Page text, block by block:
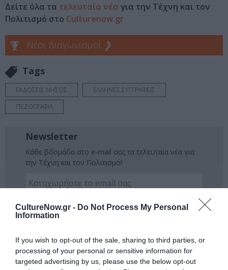
CultureNow.gr - Do Not Process My Personal
Information
If you wish to opt-out of the sale, sharing to third parties, or
processing of your personal or sensitive information for
targeted advertising by us, please use the below opt-out
Δείτε όλα τα τελευταία νέα για την Τέχνη και τον
Πολιτισμό στο Culturenow.gr
Νέοι Διαγωνισμοί ❯
Tags
ΕΚΔΟΣΕΙΣ ΝΗΣΟΣ
ΕΛΛΗΝΕΣ ΣΥΓΓΡΑΦΕΙΣ
ΠΕΖΟΓΡΑΦΙΑ
Newsletter
Κάθε βδομάδα στο e-mail σας τα τελευταία νέα για
την Τέχνη και τον Πολιτισμό!